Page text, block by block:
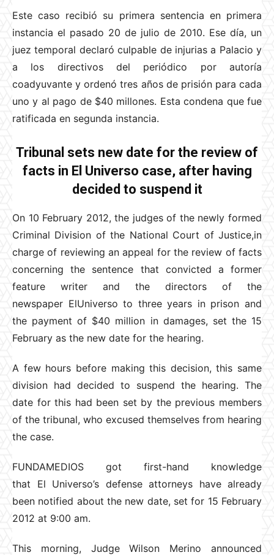
Este caso recibió su primera sentencia en primera
instancia el pasado 20 de julio de 2010. Ese día, un
juez temporal declaró culpable de injurias a Palacio y
a los directivos del periódico por autoría
coadyuvante y ordenó tres años de prisión para cada
uno y al pago de $40 millones. Esta condena que fue
ratificada en segunda instancia.
Tribunal sets new date for the review of
facts in El Universo case, after having
decided to suspend it
On 10 February 2012, the judges of the newly formed
Criminal Division of the National Court of Justice,in
charge of reviewing an appeal for the review of facts
concerning the sentence that convicted a former
feature writer and the directors of the
newspaper ElUniverso to three years in prison and
the payment of $40 million in damages, set the 15
February as the new date for the hearing.
A few hours before making this decision, this same
division had decided to suspend the hearing. The
date for this had been set by the previous members
of the tribunal, who excused themselves from hearing
the case.
FUNDAMEDIOS got first-hand knowledge
that El Universo’s defense attorneys have already
been notified about the new date, set for 15 February
2012 at 9:00 am.
This morning, Judge Wilson Merino announced